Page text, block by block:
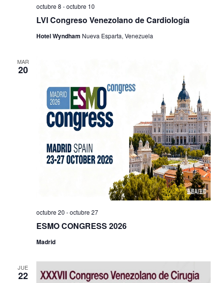
LVI Congreso Venezolano de Cardiología
octubre 8 -octubre 10
Hotel Wyndham Nueva Esparta, Venezuela
MAR
20
ESMO CONGRESS 2026
octubre 20 -octubre 27
Madrid
JUE
22